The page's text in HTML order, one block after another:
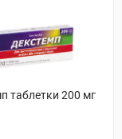
таблетки 200 мг